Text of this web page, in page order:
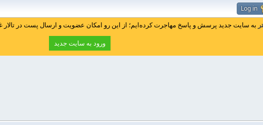
Log in
به سایت جدید پرسش و پاسخ مهاجرت کرده‌ایم؛ از این رو امکان عضویت و ارسال پست در
ورود به سایت جدید